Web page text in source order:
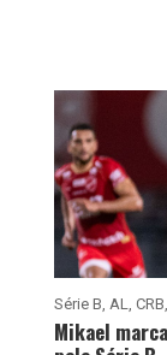
Série B AL CRB
Mikael